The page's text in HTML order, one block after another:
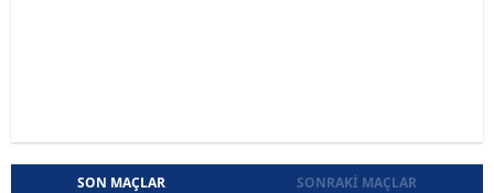
SON MAÇLAR SONRAKI MAÇLAR